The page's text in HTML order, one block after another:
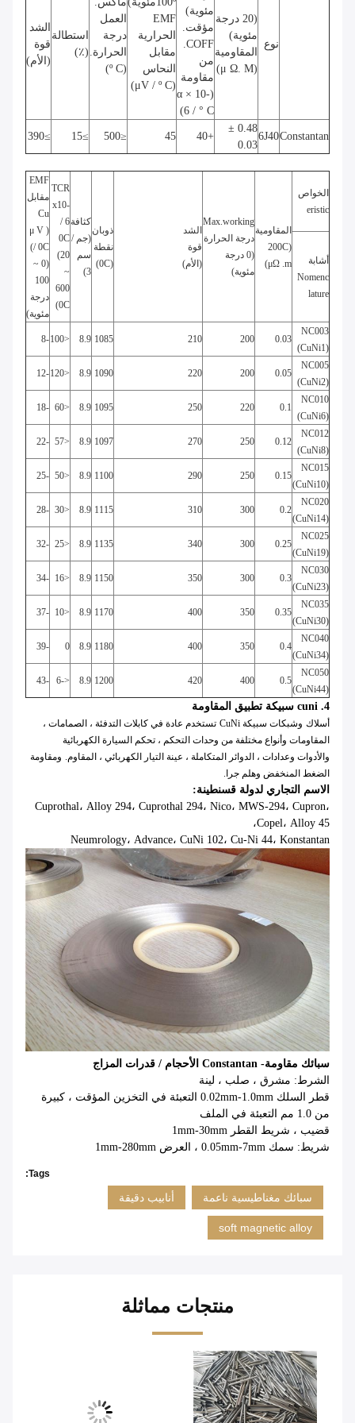
نوع
(20 درجة
مئوية)
المقاومية
(μ Ω. M)
مئوية)
مؤقت.
COFF.
من
مقاومة
(α × 10-
6 / ° C)
EMF
الحرارية
مقابل
النحاس
(μV / º C)
العمل
درجة
الحرارة.
(º C)
استطالة
(٪)
الشد
قوة
(الأم)
Constantan
6J40
0.48 ±
0.03
+40
45
≤500
≥15
≥390
الخواص
eristic
المقاومية
(200C
μΩ .m)
Max.working
درجة الحرارة
(0 درجة
مئوية)
الشد
قوة
(الأم)
ذوبان
نقطة
(0C)
كثافة
(جم /
سم
3)
TCR
x10-
6 /
0C
(20
~
600
0C)
EMF
مقابل
Cu
(
μ V
/ 0C)
(0 ~
100
درجة
مئوية)
أشابة
Nomenc
lature
NC003
(CuNi1)
0.03
200
210
1085
8.9
<100
-8
NC005
(CuNi2)
0.05
200
220
1090
8.9
<120
-12
NC010
(CuNi6)
0.1
220
250
1095
8.9
<60
-18
NC012
(CuNi8)
0.12
250
270
1097
8.9
<57
-22
NC015
(CuNi10)
0.15
250
290
1100
8.9
<50
-25
NC020
(CuNi14)
0.2
300
310
1115
8.9
<30
-28
NC025
(CuNi19)
0.25
300
340
1135
8.9
<25
-32
NC030
(CuNi23)
0.3
300
350
1150
8.9
<16
-34
NC035
(CuNi30)
0.35
350
400
1170
8.9
<10
-37
NC040
(CuNi34)
0.4
350
400
1180
8.9
0
-39
NC050
(CuNi44)
0.5
400
420
1200
8.9
<-6
-43
4. cuni سبيكة تطبيق المقاومة
أسلاك وشبكات سبيكة CuNi
تستخدم عادة في كابلات التدفئة ، الصمامات ،
المقاومات وأنواع مختلفة من وحدات التحكم ، تحكم السيارة الكهربائية
والأدوات وعدادات ، الدوائر المتكاملة ، عينة التيار الكهربائي ، المقاوم. ومقاومة
الضغط المنخفض وهلم جرا.
الاسم التجاري لدولة قسنطينة:
Cuprothal، Alloy 294، Cuprothal 294، Nico، MWS-294، Cupron،
Copel، Alloy 45،
Neumrology، Advance، CuNi 102، Cu-Ni 44، Konstantan
سبائك مقاومة- Constantan الأحجام / قدرات المزاج
الشرط: مشرق ، صلب ، لينة
قطر السلك 0.02mm-1.0mm التعبئة في التخزين المؤقت ، كبيرة
من 1.0 مم التعبئة في الملف
قضيب ، شريط القطر 1mm-30mm
شريط: سمك 0.05mm-7mm ، العرض 1mm-280mm
Tags:
سبائك مغناطيسية ناعمة أنابيب دقيقة
soft magnetic alloy
منتجات مماثلة